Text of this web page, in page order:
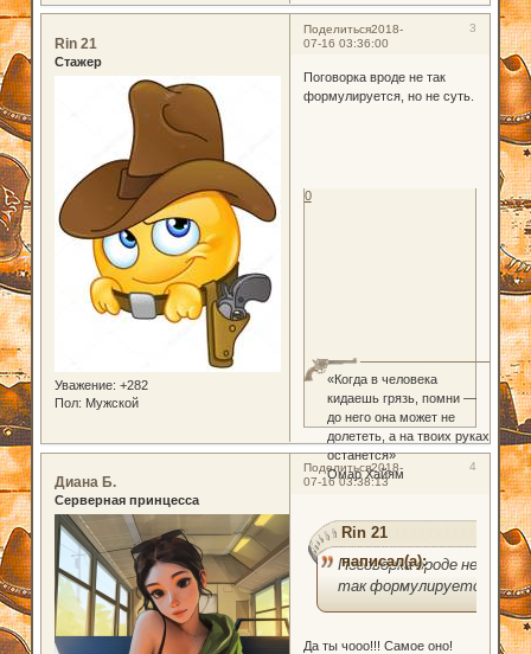
Поделиться 3
2018-
07-16 03:36:00
Rin 21
Стажер
Уважение: +282
Пол: Мужской
Поговорка вроде не так
формулируется, но не суть.
«Когда в человека
кидаешь грязь, помни —
до него она может не
долететь, а на твоих руках
останется»
Омар Хайям
0
Поделиться 4
2018-
07-16 03:38:13
Диана Б.
Серверная принцесса
Rin 21
написал(а):
Поговорка вроде не
так формулируется
Да ты чооо!!! Самое оно!